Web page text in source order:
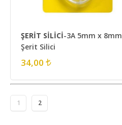
ŞERİT SİLİCİ-3A 5mm x 8mm
Şerit Silici
34,00
1 2